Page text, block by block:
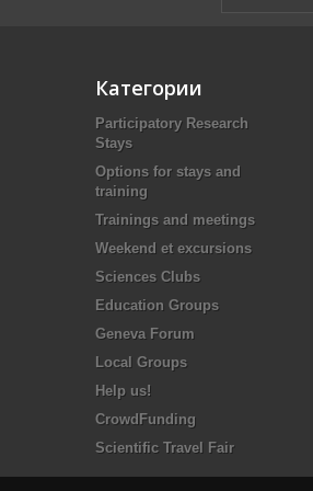
Категории
Participatory Research
Stays
Options for stays and
training
Trainings and meetings
Weekend et excursions
Sciences Clubs
Education Groups
Geneva Forum
Local Groups
Help us!
CrowdFunding
Scientific Travel Fair